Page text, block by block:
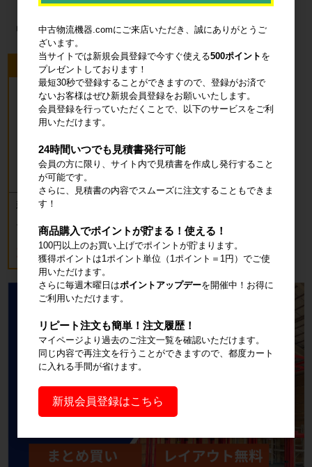
トップページに戻る
今回のピックアップ商品
新品 カゴ台車 ロールボックスパレッ
ブルー
18,700円税込20,570円
中古物流機器.comにご来店いただき、誠にありがとうご
ざいます。
当サイトでは新規会員登録で今すぐ使える500ポイント を
プレゼントしております！
最短30秒で登録することができますので、登録がお済で
ないお客様はぜひ新規会員登録をお願いいたします。
会員登録を行っていただくことで、以下のサービスをご利
用いただけます。
24時間いつでも見積書発行可能
会員の方に限り、サイト内で見積書を作成し発行すること
が可能です。
さらに、見積書の内容でスムーズに注文することもできま
す！
商品購入でポイントが貯まる！使える！
100円以上のお買い上げでポイントが貯まります。
獲得ポイントは1ポイント単位（1ポイント＝1円）でご使
用いただけます。
さらに毎週木曜日はポイントアップデーを開催中！お得に
ご利用いただけます。
リピート注文も簡単！注文履歴！
マイページより過去のご注文一覧を確認いただけます。
同じ内容で再注文を行うことができますので、都度カート
に入れる手間が省けます。
新規会員登録はこちら